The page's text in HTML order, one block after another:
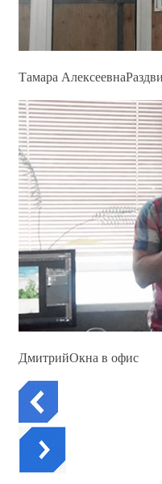
Тамара Алексеевна
ДмитрийОкна в офис